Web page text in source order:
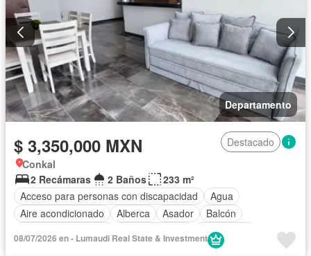
Departamento
$ 3,350,000 MXN
Destacado
Conkal
2 Recámaras
2 Baños
233 m²
Acceso para personas con discapacidad
Agua
Aire acondicionado
Alberca Asador
Balcón
Electricidad
Internet
08/07/2026 en - Lumaudi Real State & Investment